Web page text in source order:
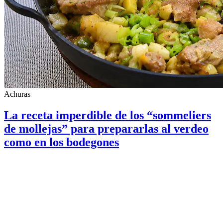
Achuras
La receta imperdible de los “sommeliers
de mollejas” para prepararlas al verdeo
como en los bodegones